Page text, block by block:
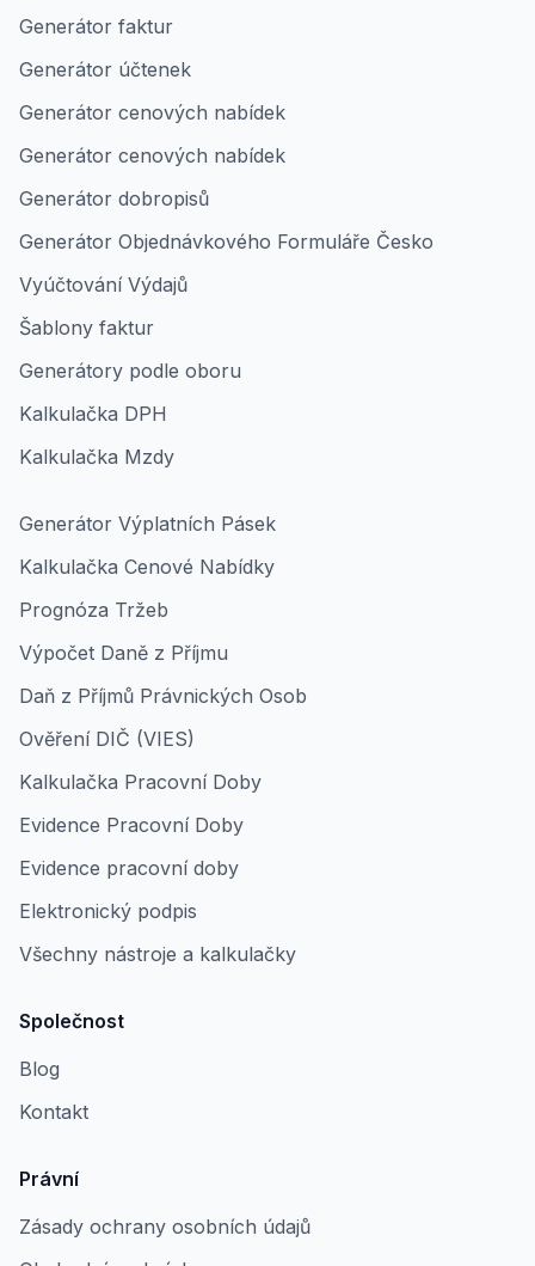
Generátor faktur
Generátor účtenek
Generátor cenových nabídek
Generátor cenových nabídek
Generátor dobropisů
Generátor Objednávkového Formuláře Česko
Vyúčtování Výdajů
Šablony faktur
Generátory podle oboru
Kalkulačka DPH
Kalkulačka Mzdy
Generátor Výplatních Pásek
Kalkulačka Cenové Nabídky
Prognóza Tržeb
Výpočet Daně z Příjmu
Daň z Příjmů Právnických Osob
Ověření DIČ (VIES)
Kalkulačka Pracovní Doby
Evidence Pracovní Doby
Evidence pracovní doby
Elektronický podpis
Všechny nástroje a kalkulačky
Společnost
Blog
Kontakt
Právní
Zásady ochrany osobních údajů